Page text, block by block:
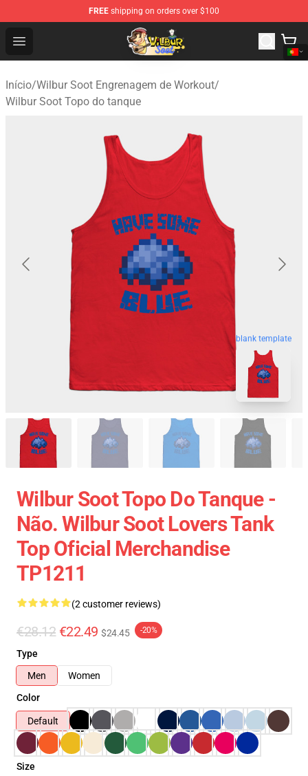
FREE shipping on orders over $100
Open menu
Wilbur Soot Shop - Official Wilbur Soot Merchandise
Início/Wilbur Soot Engrenagem de Workout/
Wilbur Soot Topo do tanque
blank template
Wilbur Soot Topo Do Tanque -
Não. Wilbur Soot Lovers Tank
Top Oficial Merchandise
TP1211
(2 customer reviews)
€28.12 €22.49 $24.45 -20%
Type
Men
Women
Color
Default
Size